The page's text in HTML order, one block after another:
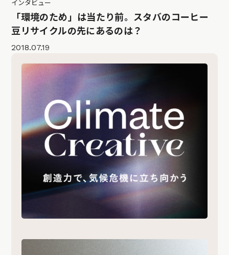
インタビュー
「環境のため」は当たり前。スタバのコーヒー
豆リサイクルの先にあるのは？
2018.07.19